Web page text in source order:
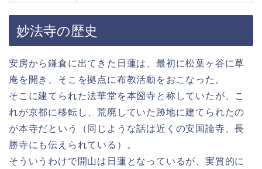
妙法寺の歴史
安房から鎌倉に出てきた日蓮は、最初に松葉ヶ谷に草
庵を開き、そこを拠点に布教活動をおこなった。
そこに建てられた法華堂を本圀寺と称していたが、こ
れが京都に移転し、荒廃していた跡地に建てられたの
が本寺だという（同じような話は近くの安国論寺、長
勝寺にも伝えられている）。
そういうわけで開山は日蓮となっているが、実質的に